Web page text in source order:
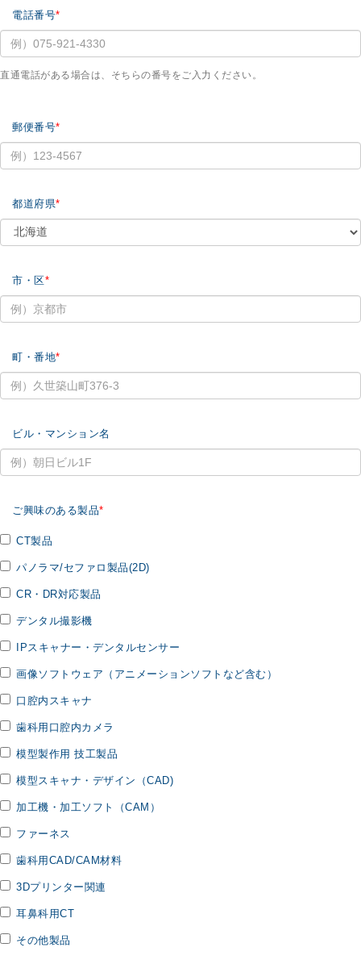
電話番号
直通電話がある場合は、そちらの番号をご入力ください。
郵便番号
都道府県
市・区
町・番地
ビル・マンション名
ご興味のある製品
CT製品
パノラマ/セファロ製品(2D)
CR・DR対応製品
デンタル撮影機
IPスキャナー・デンタルセンサー
画像ソフトウェア（アニメーションソフトなど含む）
口腔内スキャナ
歯科用口腔内カメラ
模型製作用 技工製品
模型スキャナ・デザイン（CAD)
加工機・加工ソフト（CAM）
ファーネス
歯科用CAD/CAM材料
3Dプリンター関連
耳鼻科用CT
その他製品